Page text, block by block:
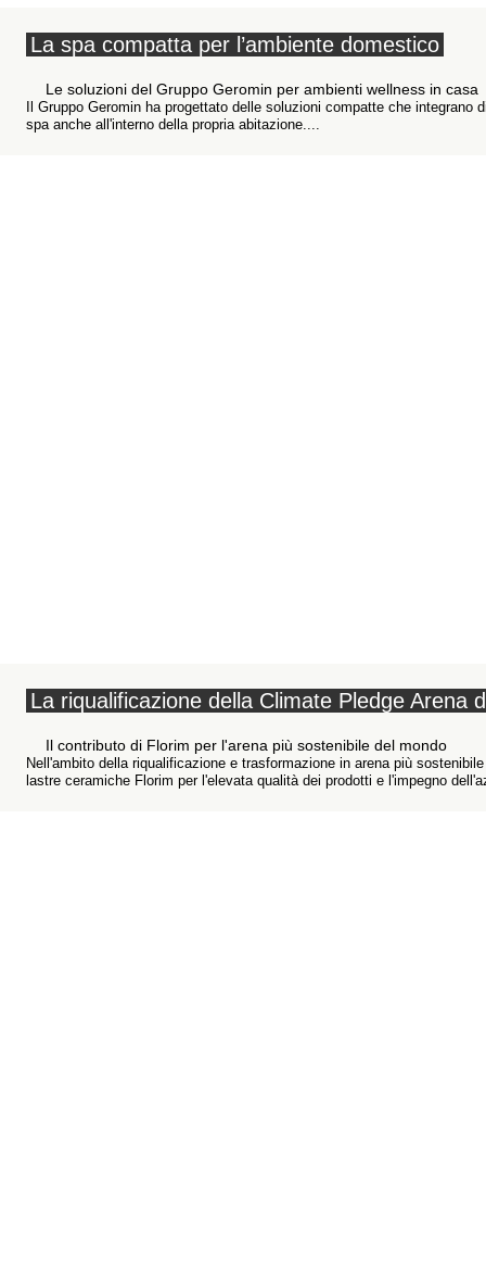
La spa compatta per l’ambiente domestico
Le soluzioni del Gruppo Geromin per ambienti wellness in casa
Il Gruppo Geromin ha progettato delle soluzioni compatte che
spa anche all'interno della propria abitazione....
La riqualificazione della Climate Pledge Arena
Il contributo di Florim per l'arena più sostenibile del mondo
Nell'ambito della riqualificazione e trasformazione in arena più
lastre ceramiche Florim per l'elevata qualità dei prodotti e l'impegno